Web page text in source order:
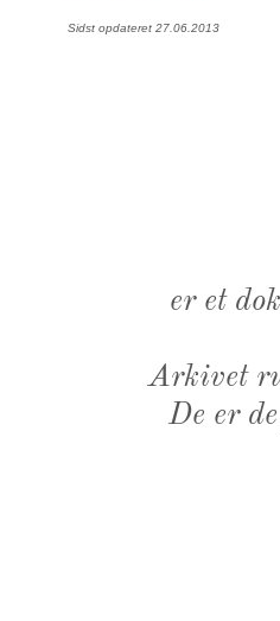
Sidst opdateret 27.06.2013
er et
Arkivet
De er